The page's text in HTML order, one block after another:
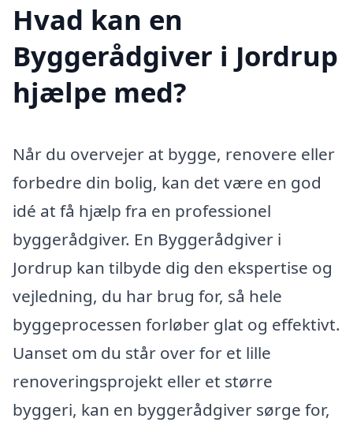
Hvad kan en
Byggerådgiver i Jordrup
hjælpe med?
Når du overvejer at bygge, renovere eller
forbedre din bolig, kan det være en god
idé at få hjælp fra en professionel
byggerådgiver. En Byggerådgiver i
Jordrup kan tilbyde dig den ekspertise og
vejledning, du har brug for, så hele
byggeprocessen forløber glat og effektivt.
Uanset om du står over for et lille
renoveringsprojekt eller et større
byggeri, kan en byggerådgiver sørge for,